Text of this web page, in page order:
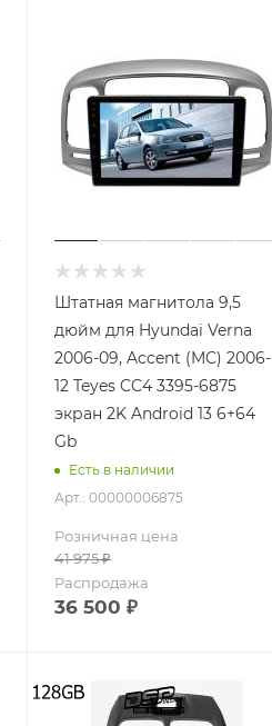
Штатная магнитола 9,5
дюйм для Hyundai Verna
2006-09, Accent (MC) 2006-
12 Teyes CC4 3395-6875
экран 2K Android 13 6+64
Gb
Есть в наличии
Арт.: 00000006875
Розничная цена
41 975₽
Распродажа
36 500 ₽